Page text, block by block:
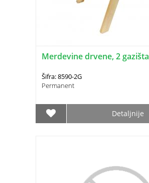
Merdevine drvene, 2 gazišta
Šifra: 8590-2G
Permanent
Detaljnije